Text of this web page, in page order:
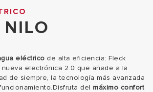
eléctrico de alta eficiencia: Fleck
nueva electrónica 2.0 que añade a la
de siempre, la tecnología más avanzada
del máximo confort